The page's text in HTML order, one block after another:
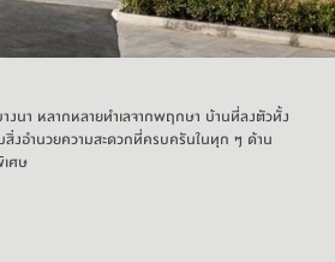
างนา หลากหลายทำเลจากพฤกษา บ้านที่ลงตัวทั้ง
งอำนวยความสะดวกที่ครบครันในทุก ๆ ด้าน
ศษ